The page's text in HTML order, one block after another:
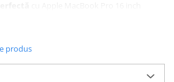
inclus
cheie:
cu cobalt pur (Pure Cobalt Battery Cell).
produs